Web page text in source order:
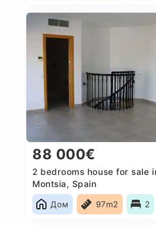
88 000€
2 bedrooms house for sale
Montsia, Spain
Дом
97m2 2